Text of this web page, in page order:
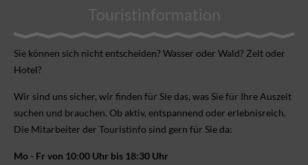
Touristinformation
Sie können sich nicht ent­scheiden? Wasser oder Wald? Zelt oder
Hotel?
Wir sind uns sicher, wir finden für Sie das, was Sie für Ihre Aus­zeit
suchen und brauchen. Ob aktiv, ent­spannend oder erlebnis­reich.
Die Mitarbeiter der Touristinfo sind gern für Sie da:
Mo - Fr von 10:00 Uhr bis 18:30 Uhr